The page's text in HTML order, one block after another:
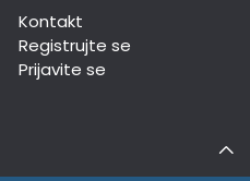
Kontakt
Registrujte se
Prijavite se